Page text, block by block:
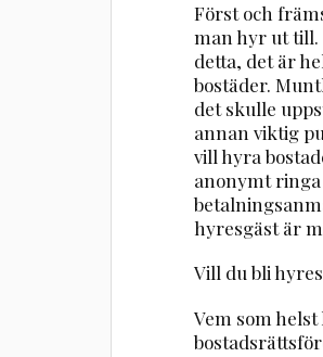
Först och
man hyr ut till.
detta, det är
bostäder.
det skulle
annan viktig
vill hyra
anonymt
hyresgäst är
Vill du bli
Vem som